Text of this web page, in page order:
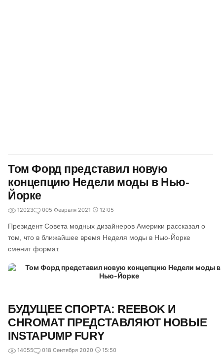
Том Форд представил новую
концепцию Недели моды в Нью-
Йорке
12023 005 Февраля 2021 12:05
Президент Совета модных дизайнеров Америки рассказал о
том, что в ближайшее время Неделя моды в Нью-Йорке
сменит формат.
БУДУЩЕЕ СПОРТА: REEBOK И
CHROMAT ПРЕДСТАВЛЯЮТ НОВЫЕ
INSTAPUMP FURY
14055 018 Сентября 2020 15:50